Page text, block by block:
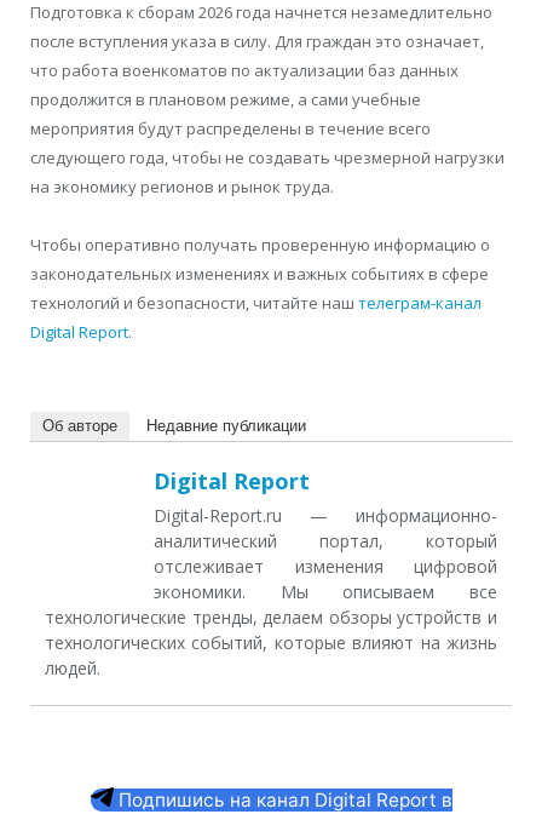
Подготовка к сборам 2026 года начнется незамедлительно
после вступления указа в силу. Для граждан это означает,
что работа военкоматов по актуализации баз данных
продолжится в плановом режиме, а сами учебные
мероприятия будут распределены в течение всего
следующего года, чтобы не создавать чрезмерной нагрузки
на экономику регионов и рынок труда.
Чтобы оперативно получать проверенную информацию о
законодательных изменениях и важных событиях в сфере
технологий и безопасности, читайте наш телеграм-канал
Digital Report.
Об авторе Недавние публикации
Digital Report
Digital-Report.ru — информационно-
аналитический портал, который
отслеживает изменения цифровой
экономики. Мы описываем все
технологические тренды, делаем обзоры устройств и
технологических событий, которые влияют на жизнь
людей.
Подпишись на канал Digital Report в